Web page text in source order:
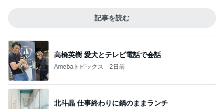
記事を読む
高橋英樹 愛犬とテレビ電話で会話
Amebaトピックス 2日前
北斗晶 仕事終わりに鍋のままランチ